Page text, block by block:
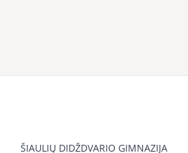
ŠIAULIŲ DIDŽDVARIO GIMNAZIJA